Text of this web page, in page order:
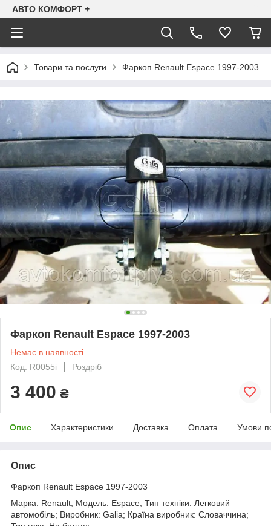
АВТО КОМФОРТ +
Товари та послуги Фаркоп Renault Espace 1997-2003
Фаркоп Renault Espace 1997-2003
Немає в наявності
Код: R0055i
Роздріб
3 400 ₴
Опис Характеристики Доставка Оплата Умови
Опис
Фаркоп Renault Espace 1997-2003
Марка: Renault; Модель: Espace; Тип техніки: Легковий
автомобіль; Виробник: Galia; Країна виробник: Словаччина;